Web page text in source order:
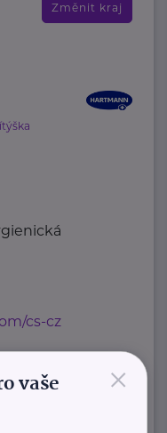
Změnit kraj
cs-cz
×
vaše